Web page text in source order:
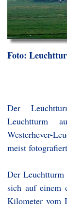
Foto:
Der
Leuchtturm
Westerhever-
meist
Der Leuchtturm
sich auf einem
Kilometer vom